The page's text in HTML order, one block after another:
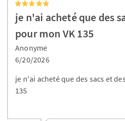
je n'ai acheté que des
pour mon VK 135
Anonyme
6/20/2026
je n'ai acheté que des sacs et
135